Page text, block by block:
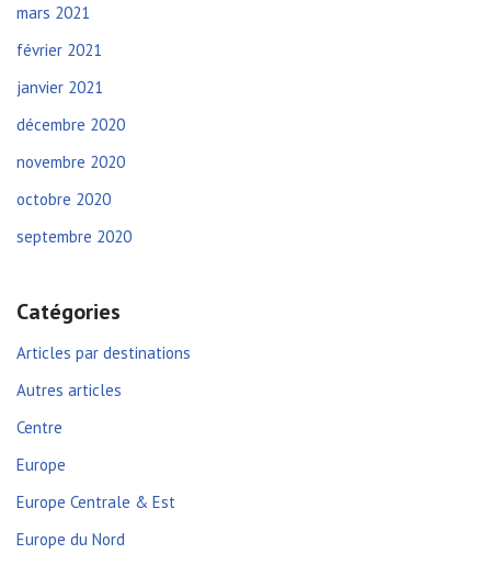
mars 2021
février 2021
janvier 2021
décembre 2020
novembre 2020
octobre 2020
septembre 2020
Catégories
Articles par destinations
Autres articles
Centre
Europe
Europe Centrale & Est
Europe du Nord